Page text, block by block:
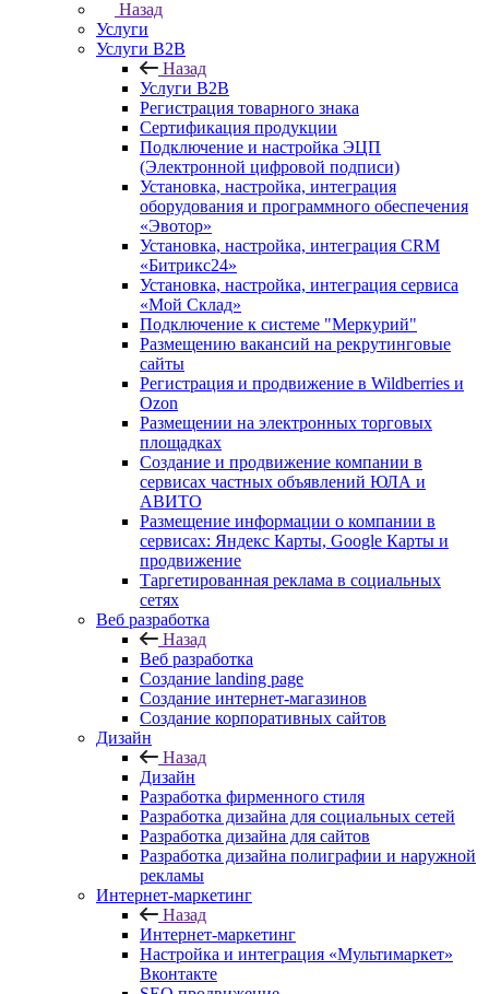
Назад
Услуги
Услуги B2B
Назад
Услуги B2B
Регистрация товарного знака
Сертификация продукции
Подключение и настройка ЭЦП
(Электронной цифровой подписи)
Установка, настройка, интеграция
оборудования и программного обеспечения
«Эвотор»
Установка, настройка, интеграция CRM
«Битрикс24»
Установка, настройка, интеграция сервиса
«Мой Склад»
Подключение к системе "Меркурий"
Размещению вакансий на рекрутинговые
сайты
Регистрация и продвижение в Wildberries и
Ozon
Размещении на электронных торговых
площадках
Создание и продвижение компании в
сервисах частных объявлений ЮЛА и
АВИТО
Размещение информации о компании в
сервисах: Яндекс Карты, Google Карты и
продвижение
Таргетированная реклама в социальных
сетях
Веб разработка
Назад
Веб разработка
Создание landing page
Создание интернет-магазинов
Создание корпоративных сайтов
Дизайн
Назад
Дизайн
Разработка фирменного стиля
Разработка дизайна для социальных сетей
Разработка дизайна для сайтов
Разработка дизайна полиграфии и наружной
рекламы
Интернет-маркетинг
Назад
Интернет-маркетинг
Настройка и интеграция «Мультимаркет»
Вконтакте